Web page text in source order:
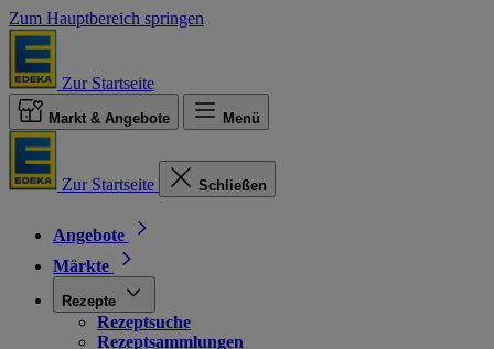
Zum Hauptbereich springen
Zur Startseite
Markt & Angebote Menü
Zur Startseite Schließen
Angebote
Märkte
Rezepte
Rezeptsuche
Rezeptsammlungen